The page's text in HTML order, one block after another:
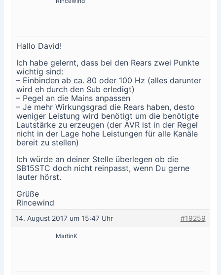
Hallo David!
Ich habe gelernt, dass bei den Rears zwei Punkte
wichtig sind:
– Einbinden ab ca. 80 oder 100 Hz (alles darunter
wird eh durch den Sub erledigt)
– Pegel an die Mains anpassen
– Je mehr Wirkungsgrad die Rears haben, desto
weniger Leistung wird benötigt um die benötigte
Lautstärke zu erzeugen (der AVR ist in der Regel
nicht in der Lage hohe Leistungen für alle Kanäle
bereit zu stellen)
Ich würde an deiner Stelle überlegen ob die
SB15STC doch nicht reinpasst, wenn Du gerne
lauter hörst.
Grüße
Rincewind
14. August 2017 um 15:47 Uhr #19259
MartinK